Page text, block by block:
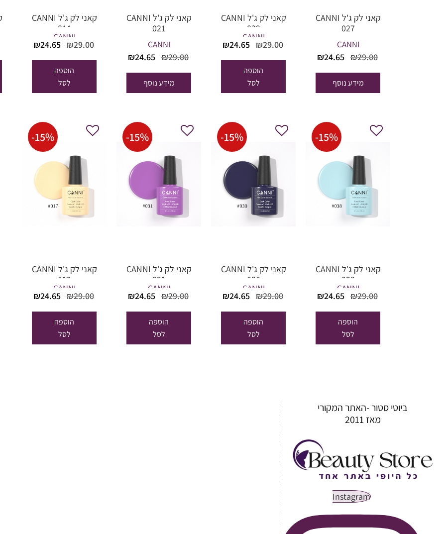
קאני לק ג'ל CANNI
027
CANNI
₪29.00
המחיר
היה:
₪29.00.
₪24.65
מידע נוסף
קאני לק ג'ל CANNI
039
CANNI
₪29.00
המחיר
היה:
₪29.00.
₪24.65
הוספה
לסל
קאני לק ג'ל CANNI
021
CANNI
₪29.00
המחיר
היה:
₪29.00.
₪24.65
מידע נוסף
קאני לק ג'ל CANNI
014
CANNI
₪29.00
המחיר
היה:
₪29.00.
₪24.65
הוספה
לסל
-15%
קאני לק ג'ל CANNI
038
CANNI
₪29.00
המחיר
היה:
₪29.00.
₪24.65
הוספה
לסל
-15%
קאני לק ג'ל CANNI
030
CANNI
₪29.00
המחיר
היה:
₪29.00.
₪24.65
הוספה
לסל
-15%
קאני לק ג'ל CANNI
031
CANNI
₪29.00
המחיר
היה:
₪29.00.
₪24.65
הוספה
לסל
-15%
קאני לק ג'ל CANNI
017
CANNI
₪29.00
המחיר
היה:
₪29.00.
₪24.65
הוספה
לסל
ביוטי סטור -האתר המקורי
מאז 2011
Instagram